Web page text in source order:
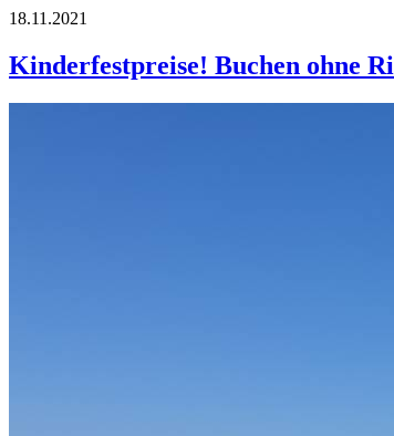
18.11.2021
Kinderfestpreise! Buchen ohne